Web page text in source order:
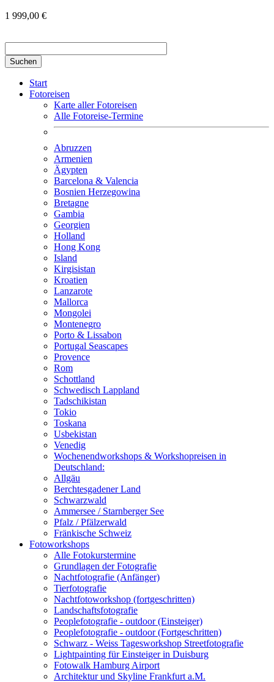
1 999,00 €
Start
Fotoreisen
Karte aller Fotoreisen
Alle Fotoreise-Termine
Abruzzen
Armenien
Ägypten
Barcelona & Valencia
Bosnien Herzegowina
Bretagne
Gambia
Georgien
Holland
Hong Kong
Island
Kirgisistan
Kroatien
Lanzarote
Mallorca
Mongolei
Montenegro
Porto & Lissabon
Portugal Seascapes
Provence
Rom
Schottland
Schwedisch Lappland
Tadschikistan
Tokio
Toskana
Usbekistan
Venedig
Wochenendworkshops & Workshopreisen in
Deutschland:
Allgäu
Berchtesgadener Land
Schwarzwald
Ammersee / Starnberger See
Pfalz / Pfälzerwald
Fränkische Schweiz
Fotoworkshops
Alle Fotokurstermine
Grundlagen der Fotografie
Nachtfotografie (Anfänger)
Tierfotografie
Nachtfotoworkshop (fortgeschritten)
Landschaftsfotografie
Peoplefotografie - outdoor (Einsteiger)
Peoplefotografie - outdoor (Fortgeschritten)
Schwarz - Weiss Tagesworkshop Streetfotografie
Lightpainting für Einsteiger in Duisburg
Fotowalk Hamburg Airport
Architektur und Skyline Frankfurt a.M.